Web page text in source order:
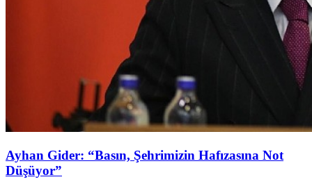
Ayhan Gider: “Basın, Şehrimizin Hafızasına Not
Düşüyor”